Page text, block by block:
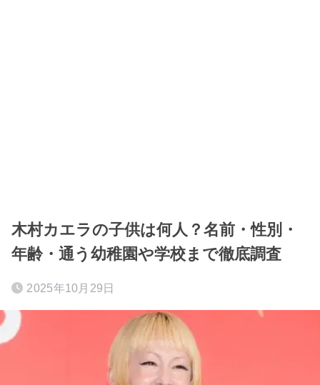
木村カエラの子供は何人？名前・性別・
年齢・通う幼稚園や学校まで徹底調査
2025年10月29日